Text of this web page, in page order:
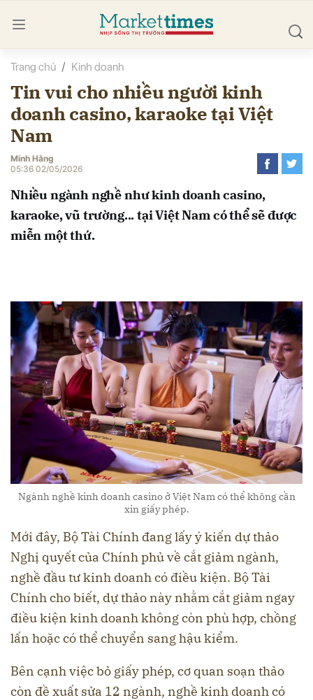
Trang chủ Kinh doanh
Tin vui cho nhiều người kinh
doanh casino, karaoke tại Việt
Nam
Minh Hằng
05:36 02/05/2026
Nhiều ngành nghề như kinh doanh casino,
karaoke, vũ trường... tại Việt Nam có thể sẽ được
miễn một thứ.
Ngành nghề kinh doanh casino ở Việt Nam có thể không cần
xin giấy phép.
Mới đây, Bộ Tài Chính đang lấy ý kiến dự thảo
Nghị quyết của Chính phủ về cắt giảm ngành,
nghề đầu tư kinh doanh có điều kiện. Bộ Tài
Chính cho biết, dự thảo này nhằm cắt giảm ngay
điều kiện kinh doanh không còn phù hợp, chồng
lấn hoặc có thể chuyển sang hậu kiểm.
Bên cạnh việc bỏ giấy phép, cơ quan soạn thảo
còn đề xuất sửa 12 ngành, nghề kinh doanh có
luận
Hủy